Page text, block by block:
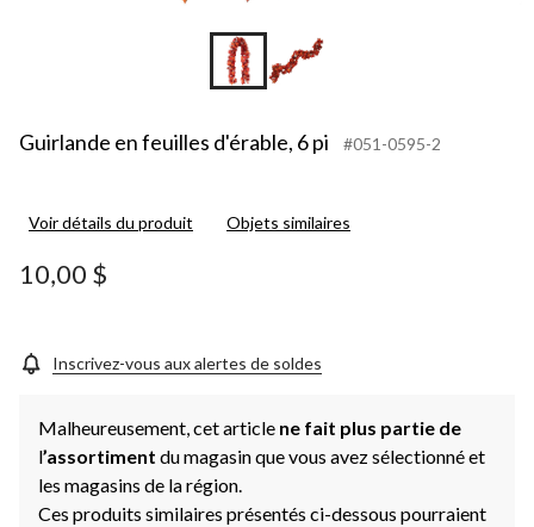
Guirlande en feuilles d'érable, 6 pi #051-0595-2
Voir détails du produit Objets similaires
10,00 $
Inscrivez-vous aux alertes de soldes
Malheureusement, cet article ne fait plus partie de
l’assortiment du magasin que vous avez sélectionné et
les magasins de la région.
Ces produits similaires présentés ci-dessous pourraient